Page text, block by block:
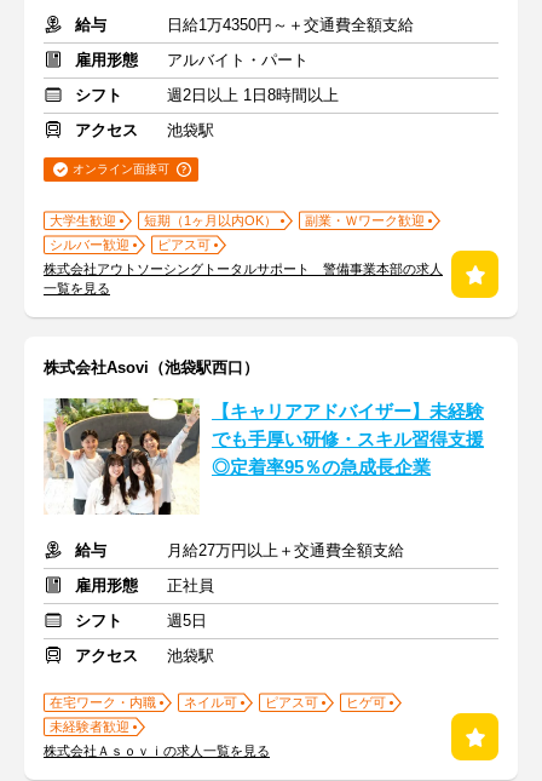
給与
日給1万4350円～＋交通費全額支給
雇用形態
アルバイト・パート
シフト
週2日以上 1日8時間以上
アクセス
池袋駅
オンライン面接可
大学生歓迎 短期（1ヶ月以内OK）
副業・Ｗワーク歓迎
シルバー歓迎
ピアス可
株式会社アウトソーシングトータルサポート 警備事業本部の求人
一覧を見る
株式会社Asovi（池袋駅西口）
【キャリアアドバイザー】未経験
でも手厚い研修・スキル習得支援
◎定着率95％の急成長企業
給与
月給27万円以上＋交通費全額支給
雇用形態
正社員
シフト
週5日
アクセス
池袋駅
在宅ワーク・内職 ネイル可 ピアス可
ヒゲ可
未経験者歓迎
株式会社Ａｓｏｖｉの求人一覧を見る